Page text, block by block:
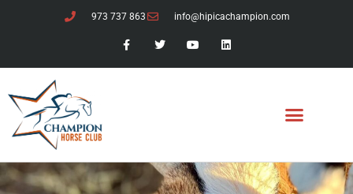
973 737 863 info@hipicachampion.com